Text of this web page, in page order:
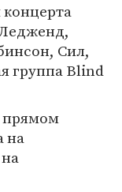
Сил,
группа Blind
прямом
на